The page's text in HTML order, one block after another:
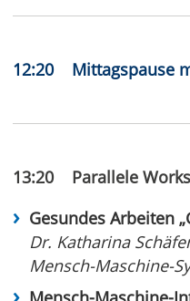
12:20 Mittagspause
13:20 Parallele
Gesundes Arbeiten
Dr. Katharina
Mensch-Maschine-